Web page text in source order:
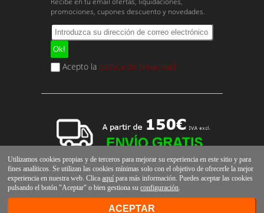
promociones, cupones descuento y novedades.
Acepto la política de privacidad
Utilizamos cookies propias y de terceros para mejorar su experiencia en este sitio y para
fines analíticos. Se utilizan las cookies mínimas solo con el objetivo de ofrecerle la mejor
experiencia en nuestra web. Clicaaquí para más información. Puedes aceptar las cookies
pulsando el botón "Aceptar" o bien gestiona suconfiguración.
ACEPTAR